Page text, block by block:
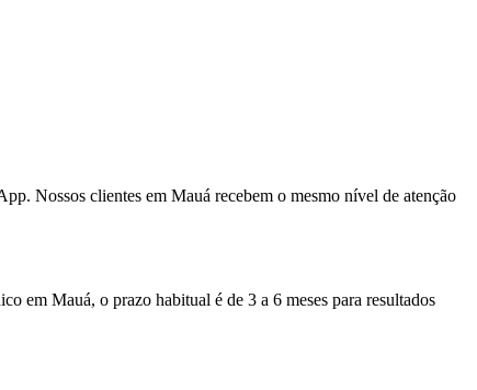
Nossos clientes em Mauá recebem o mesmo nível de atenção
em Mauá, o prazo habitual é de 3 a 6 meses para resultados